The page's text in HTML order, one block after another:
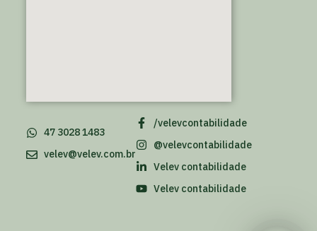
/velevcontabilidade
@velevcontabilidade
Velev contabilidade
Velev contabilidade
47 3028 1483
velev@velev.com.br